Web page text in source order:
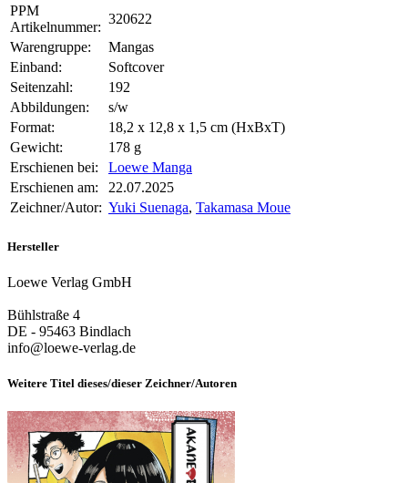
PPM
Artikelnummer:
320622
Warengruppe:
Mangas
Einband:
Softcover
Seitenzahl:
192
Abbildungen:
s/w
Format:
18,2 x 12,8 x 1,5 cm (HxBxT)
Gewicht:
178 g
Erschienen bei:
Loewe Manga
Erschienen am:
22.07.2025
Zeichner/Autor: Yuki Suenaga, Takamasa Moue
Hersteller
Loewe Verlag GmbH
Bühlstraße 4
DE - 95463 Bindlach
info@loewe-verlag.de
Weitere Titel dieses/dieser Zeichner/Autoren